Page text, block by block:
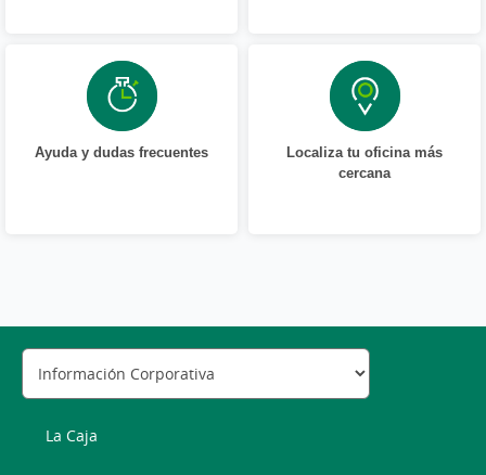
Ayuda y dudas frecuentes
Localiza tu oficina más
cercana
La Caja